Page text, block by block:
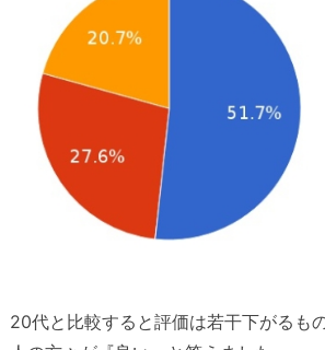
20代と比較すると評価は若干下がるも